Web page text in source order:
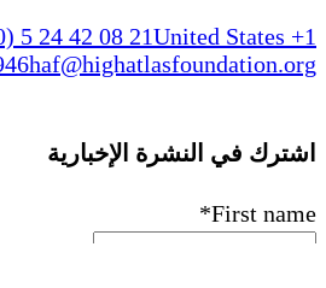
5 24 42 08 21United States +1
haf@highatlasfoundation.org
اشترك في النشرة الإخبارية
First name
*